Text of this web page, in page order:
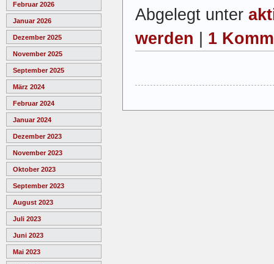
Februar 2026
Januar 2026
Dezember 2025
November 2025
September 2025
März 2024
Februar 2024
Januar 2024
Dezember 2023
November 2023
Oktober 2023
September 2023
August 2023
Juli 2023
Juni 2023
Mai 2023
Abgelegt unter
werden
1